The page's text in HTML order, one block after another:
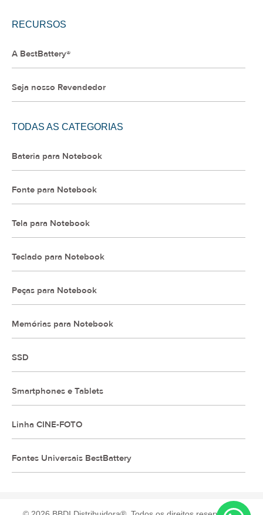
RECURSOS
A BestBattery®
Seja nosso Revendedor
TODAS AS CATEGORIAS
Bateria para Notebook
Fonte para Notebook
Tela para Notebook
Teclado para Notebook
Peças para Notebook
Memórias para Notebook
SSD
Smartphones e Tablets
Linha CINE-FOTO
Fontes Universais BestBattery